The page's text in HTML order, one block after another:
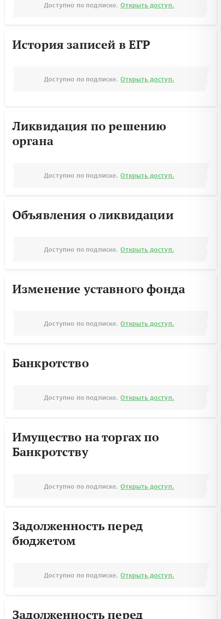
Доступно по подписке. Открыть доступ.
История записей в ЕГР
Доступно по подписке. Открыть доступ.
Ликвидация по решению
органа
Доступно по подписке. Открыть доступ.
Объявления о ликвидации
Доступно по подписке. Открыть доступ.
Изменение уставного фонда
Доступно по подписке. Открыть доступ.
Банкротство
Доступно по подписке. Открыть доступ.
Имущество на торгах по
Банкротству
Доступно по подписке. Открыть доступ.
Задолженность перед
бюджетом
Доступно по подписке. Открыть доступ.
Задолженность перед